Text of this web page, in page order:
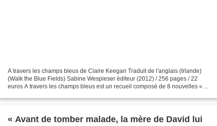
A travers les champs bleus de Claire Keegan Traduit de l'anglais (Irlande)
(Walk the Blue Fields) Sabine Wespieser éditeur (2012) / 256 pages / 22
euros A travers les champs bleus est un recueil composé de 8 nouvelles «
« Avant de tomber malade, la mère de David lui